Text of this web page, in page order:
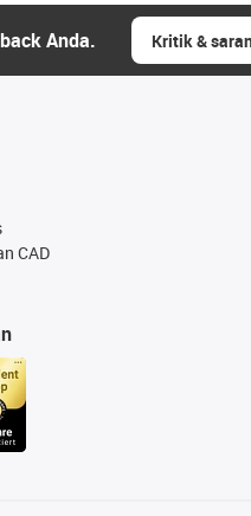
Anda. Kritik &
CAD